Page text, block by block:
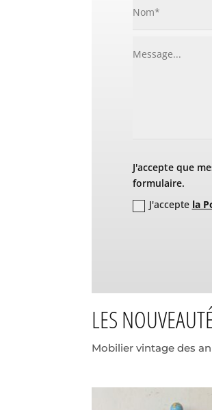
J'accepte que
formulaire.
J'accepte la
LES
Mobilier vintage des